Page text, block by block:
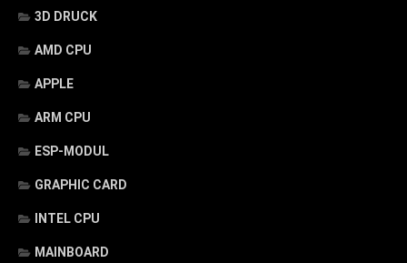
3D DRUCK
AMD CPU
APPLE
ARM CPU
ESP-MODUL
GRAPHIC CARD
INTEL CPU
MAINBOARD